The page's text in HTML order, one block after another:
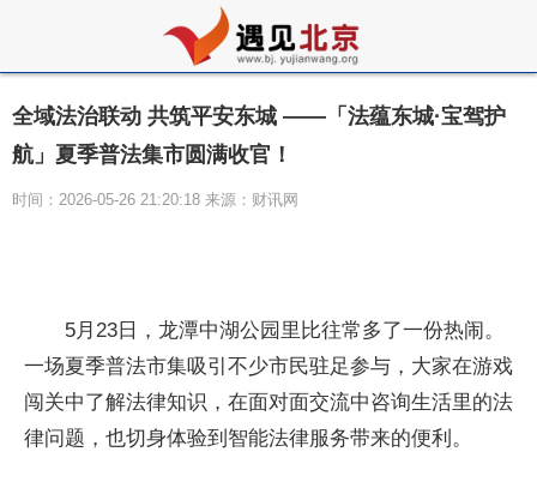
全域法治联动 共筑平安东城 ——「法蕴东城·宝驾护
航」夏季普法集市圆满收官！
时间：2026-05-26 21:20:18 来源：财讯网
5月23日，龙潭中湖公园里比往常多了一份热闹。
一场夏季普法市集吸引不少市民驻足参与，大家在游戏
闯关中了解法律知识，在面对面交流中咨询生活里的法
律问题，也切身体验到智能法律服务带来的便利。